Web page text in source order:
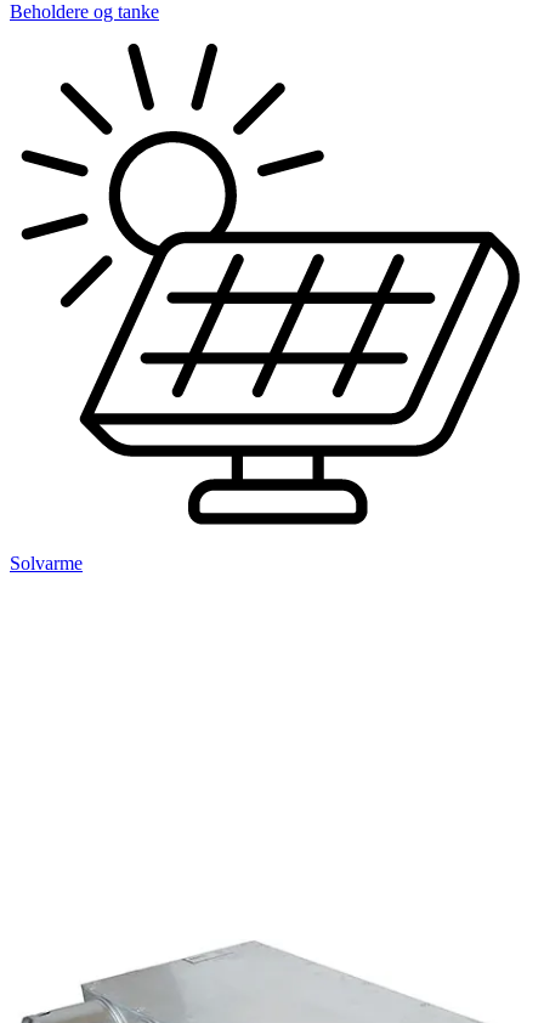
Beholdere og tanke
Solvarme